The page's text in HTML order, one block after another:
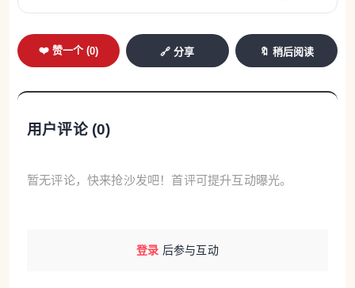
示因没有零钱无法收取现金，林先生遂选择刷卡，下
车后收到国内银行短信才发现银行卡被盗刷，而司机
提供的发票显示时间为2023年。
领事提醒：请大家乘坐正规出租车或选择信誉良好的
付款前确认刷卡机与计价器金额一致，勿将银行卡交
❤️ 赞一个 (0) 🔗 分享 🔖 稍后阅读
用户评论 (0)
暂无评论，快来抢沙发吧！首评可提升互动曝光。
登录 后参与互动